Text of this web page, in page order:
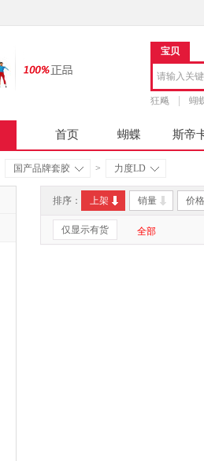
宝贝
狂飚 蝴
首页 蝴蝶 斯帝
国产品牌套胶 > 力度LD
排序： 上架 销量 价格
仅显示有货 全部